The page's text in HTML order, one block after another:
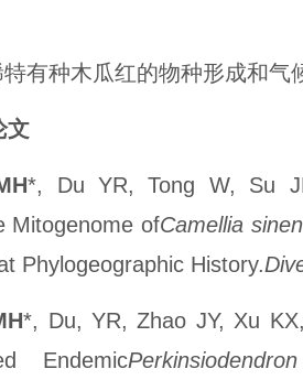
有种木瓜红的物种形成和
文
*, Du YR, Tong W, Su
Mitogenome ofCamellia
Phylogeographic History.
*, Du, YR, Zhao JY, Xu
Endemic